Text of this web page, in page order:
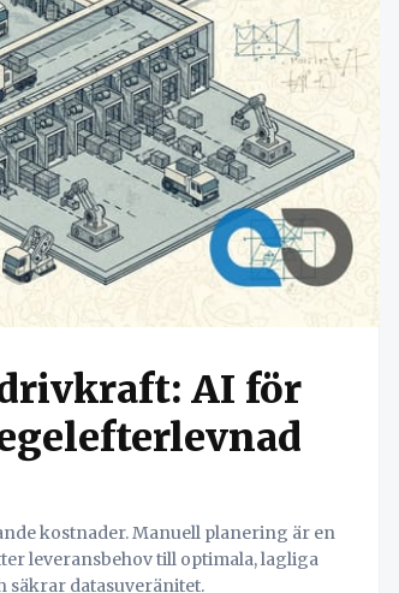
AI för
kostnader. Manuell planering är en
leveransbehov till optimala, lagliga
datasuveränitet.